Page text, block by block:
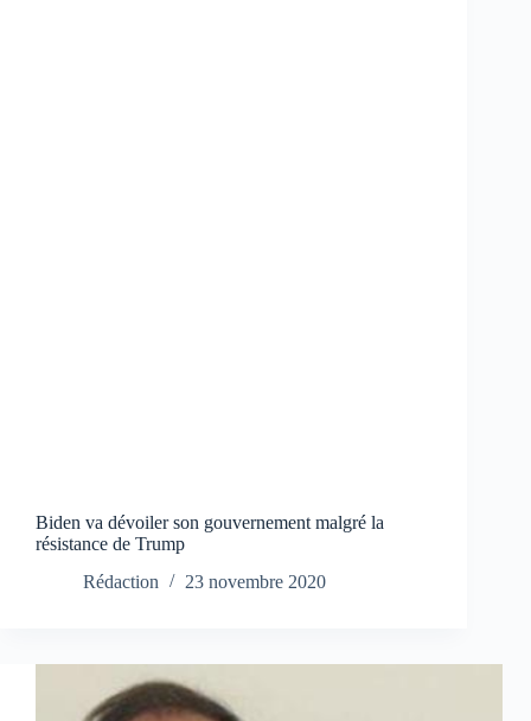
Biden va dévoiler son gouvernement malgré la
résistance de Trump
Rédaction
23 novembre 2020